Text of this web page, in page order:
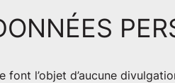
font l’objet d’aucune